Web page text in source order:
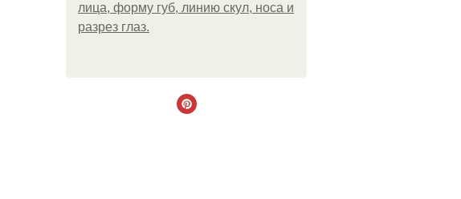
лица, форму губ, линию скул, носа и
разрез глаз.